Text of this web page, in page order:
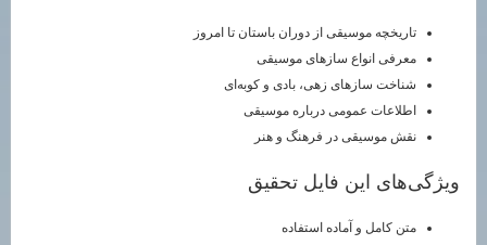
تاریخچه موسیقی از دوران باستان تا امروز
معرفی انواع سازهای موسیقی
شناخت سازهای زهی، بادی و کوبه‌ای
اطلاعات عمومی درباره موسیقی
نقش موسیقی در فرهنگ و هنر
ویژگی‌های این فایل تحقیق
متن کامل و آماده استفاده